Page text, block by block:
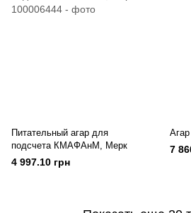
Питательный агар для
подсчета КМАФАнМ, Мерк
4 997.10 грн
7